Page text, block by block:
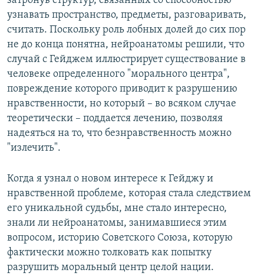
узнавать пространство, предметы, разговаривать,
считать. Поскольку роль лобных долей до сих пор
не до конца понятна, нейроанатомы решили, что
случай с Гейджем иллюстрирует существование в
человеке определенного "морального центра",
повреждение которого приводит к разрушению
нравственности, но который – во всяком случае
теоретически – поддается лечению, позволяя
надеяться на то, что безнравственность можно
"излечить".
Когда я узнал о новом интересе к Гейджу и
нравственной проблеме, которая стала следствием
его уникальной судьбы, мне стало интересно,
знали ли нейроанатомы, занимавшиеся этим
вопросом, историю Советского Союза, которую
фактически можно толковать как попытку
разрушить моральный центр целой нации.